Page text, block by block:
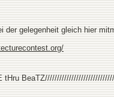
der gelegenheit gleich hier
tHru